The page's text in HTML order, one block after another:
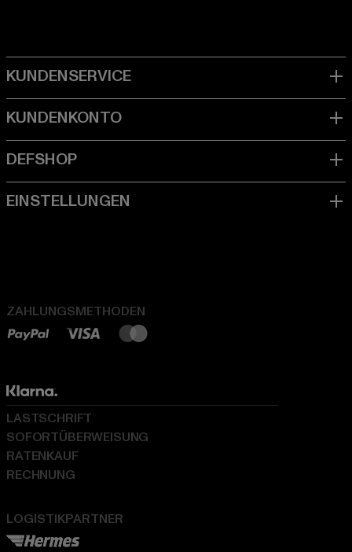
ZAHLUNGSMETHODEN
LOGISTIKPARTNER
LASTSCHRIFT
SOFORTÜBERWEISUNG
RATENKAUF
RECHNUNG